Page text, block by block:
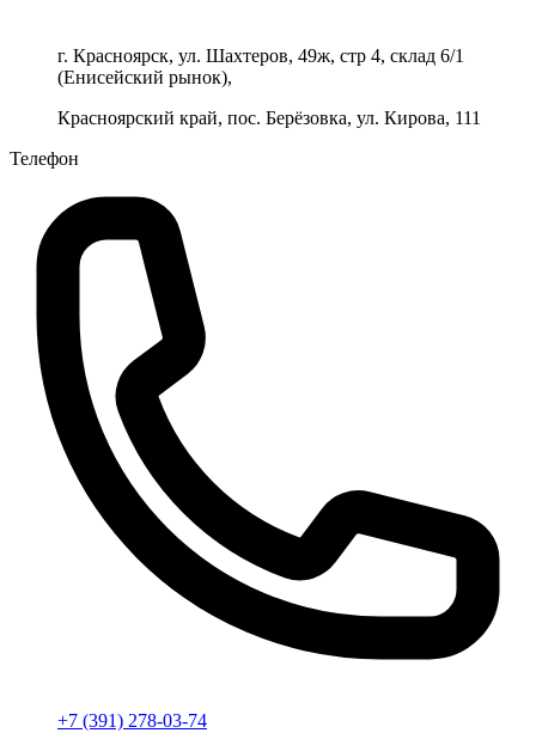
г. Красноярск, ул. Шахтеров, 49ж, стр 4, склад 6/1
(Енисейский рынок),
Красноярский край, пос. Берёзовка, ул. Кирова, 111
Телефон
+7 (391) 278-03-74